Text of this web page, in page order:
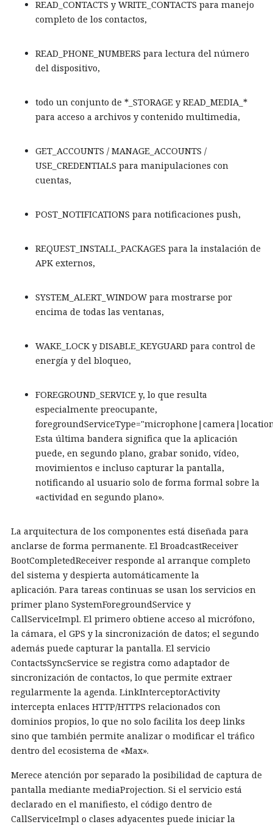
READ_CONTACTS y WRITE_CONTACTS para manejo
completo de los contactos,
READ_PHONE_NUMBERS para lectura del número
del dispositivo,
todo un conjunto de *_STORAGE y READ_MEDIA_*
para acceso a archivos y contenido multimedia,
GET_ACCOUNTS / MANAGE_ACCOUNTS /
USE_CREDENTIALS para manipulaciones con
cuentas,
POST_NOTIFICATIONS para notificaciones push,
REQUEST_INSTALL_PACKAGES para la instalación de
APK externos,
SYSTEM_ALERT_WINDOW para mostrarse por
encima de todas las ventanas,
WAKE_LOCK y DISABLE_KEYGUARD para control de
energía y del bloqueo,
FOREGROUND_SERVICE y, lo que resulta
especialmente preocupante,
Esta última bandera significa que la aplicación
puede, en segundo plano, grabar sonido, vídeo,
movimientos e incluso capturar la pantalla,
notificando al usuario solo de forma formal sobre la
«actividad en segundo plano».
La arquitectura de los componentes está diseñada para
anclarse de forma permanente. El BroadcastReceiver
BootCompletedReceiver responde al arranque completo
del sistema y despierta automáticamente la
aplicación. Para tareas continuas se usan los servicios en
primer plano SystemForegroundService y
CallServiceImpl. El primero obtiene acceso al micrófono,
la cámara, el GPS y la sincronización de datos; el segundo
además puede capturar la pantalla. El servicio
ContactsSyncService se registra como adaptador de
sincronización de contactos, lo que permite extraer
regularmente la agenda. LinkInterceptorActivity
intercepta enlaces HTTP/HTTPS relacionados con
dominios propios, lo que no solo facilita los deep links
sino que también permite analizar o modificar el tráfico
dentro del ecosistema de «Max».
Merece atención por separado la posibilidad de captura de
pantalla mediante mediaProjection. Si el servicio está
declarado en el manifiesto, el código dentro de
CallServiceImpl o clases adyacentes puede iniciar la